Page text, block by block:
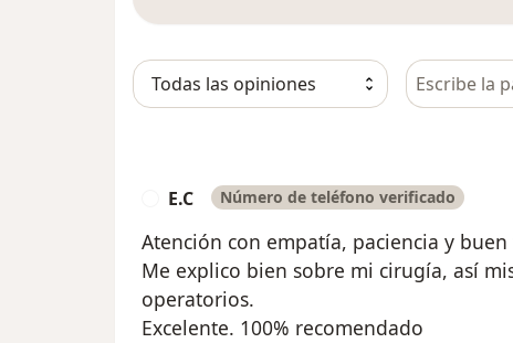
Busca en
E.C Número de teléfono verificado
Atención con empatía, paciencia y
Me explico bien sobre mi cirugía, así
operatorios.
Excelente. 100% recomendado